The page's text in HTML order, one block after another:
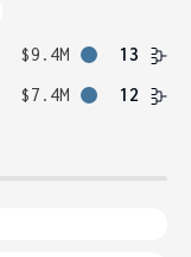
$9.4M
13
$7.4M 12